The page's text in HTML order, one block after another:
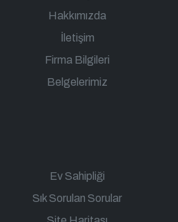
Hakkımızda
İletişim
Firma Bilgileri
Belgelerimiz
Ev Sahipliği
Sık Sorulan Sorular